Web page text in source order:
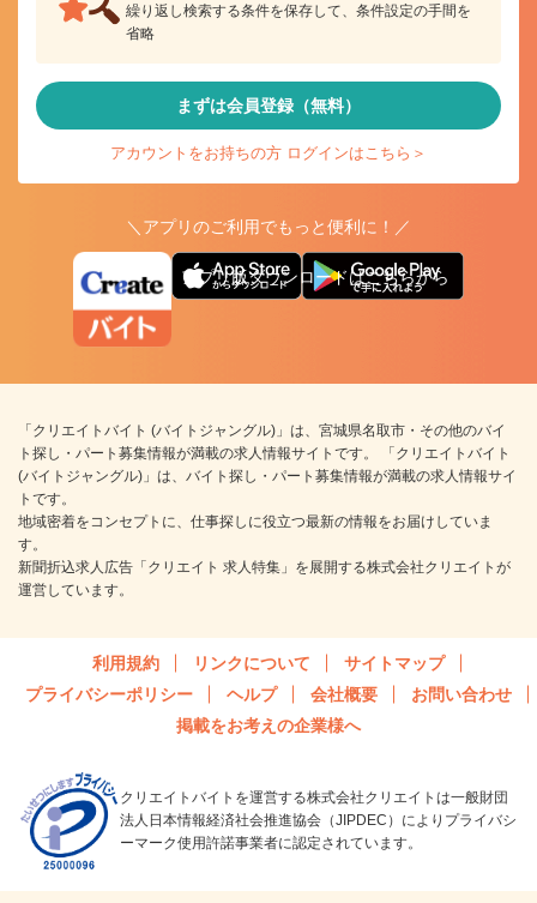
繰り返し検索する条件を保存して、条件設定の手間を
省略
まずは会員登録（無料）
アカウントをお持ちの方 ログインはこちら＞
＼アプリのご利用でもっと便利に！／
アプリ版ダウンロードはこちらから
「クリエイトバイト (バイトジャングル)」は、宮城県名取市・その他のバイ
ト探し・パート募集情報が満載の求人情報サイトです。 「クリエイトバイト
(バイトジャングル)」は、バイト探し・パート募集情報が満載の求人情報サイ
トです。
地域密着をコンセプトに、仕事探しに役立つ最新の情報をお届けしていま
す。
新聞折込求人広告「クリエイト 求人特集」を展開する株式会社クリエイトが
運営しています。
利用規約 リンクについて
サイトマップ
プライバシーポリシー
ヘルプ 会社概要
お問い合わせ
掲載をお考えの企業様へ
クリエイトバイトを運営する株式会社クリエイトは一般財団
法人日本情報経済社会推進協会（JIPDEC）によりプライバシ
ーマーク使用許諾事業者に認定されています。